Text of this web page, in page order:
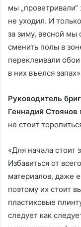
мы
не уходил. И
за зиму, весной мы
сменить полы в
переклеивали
в них въелся
Руководитель
Геннадий Стоянов
не стоит
«Для начала стоит
Избавиться от
материалов, даже
поэтому их стоит
пластиковые
следует как